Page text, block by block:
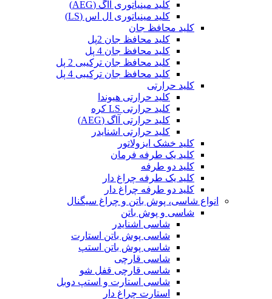
کلید مینیاتوری آاگ (AEG)
کلید مینیاتوری ال اس (LS)
کلید محافظ جان
کلید محافظ جان 2پل
کلید محافظ جان 4 پل
کلید محافظ جان ترکیبی 2 پل
کلید محافظ جان ترکیبی 4 پل
کلید حرارتی
کلید حرارتی هیوندا
کلید حرارتی LS کره
کلید حرارتی آاگ (AEG)
کلید حرارتی اشنایدر
کلید خشک ایزولاتور
کلید یک طرفه فرمان
کلید دو طرفه
کلید یک طرفه چراغ دار
کلید دو طرفه چراغ دار
انواع شاسی، پوش باتن و چراغ سیگنال
شاسی و پوش باتن
شاسی اشنایدر
شاسی پوش باتن استارت
شاسی پوش باتن استپ
شاسی قارچی
شاسی قارچی قفل شو
شاسی استارت و استپ دوبل
استارت چراغ دار